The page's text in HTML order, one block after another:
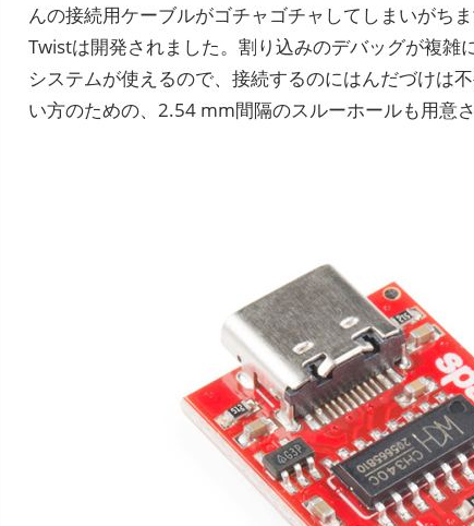
んの接続用ケーブルがゴチャゴチャしてしまいがち
Twistは開発されました。割り込みのデバッグが複雑
システムが使えるので、接続するのにはんだづけは
い方のための、2.54 mm間隔のスルーホールも用意さ